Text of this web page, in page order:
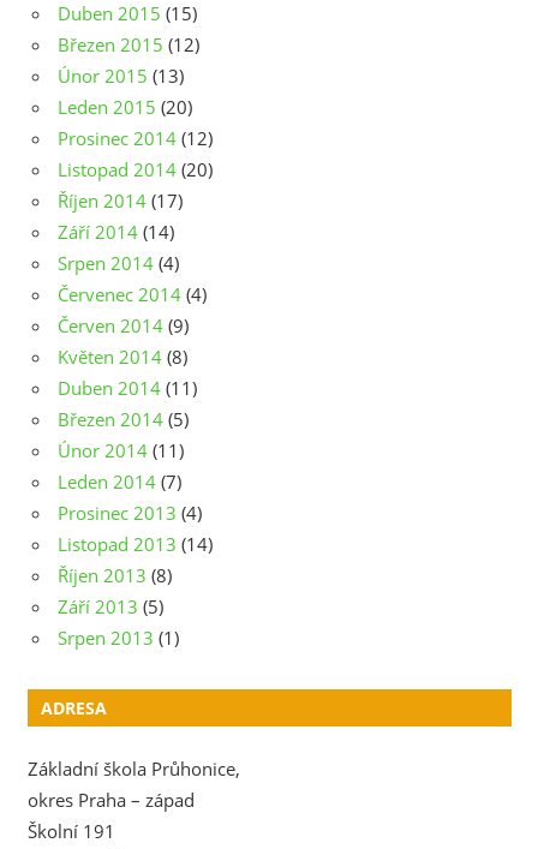
Duben 2015 (15)
Březen 2015 (12)
Únor 2015 (13)
Leden 2015 (20)
Prosinec 2014 (12)
Listopad 2014 (20)
Říjen 2014 (17)
Září 2014 (14)
Srpen 2014 (4)
Červenec 2014 (4)
Červen 2014 (9)
Květen 2014 (8)
Duben 2014 (11)
Březen 2014 (5)
Únor 2014 (11)
Leden 2014 (7)
Prosinec 2013 (4)
Listopad 2013 (14)
Říjen 2013 (8)
Září 2013 (5)
Srpen 2013 (1)
ADRESA
Základní škola Průhonice,
okres Praha – západ
Školní 191